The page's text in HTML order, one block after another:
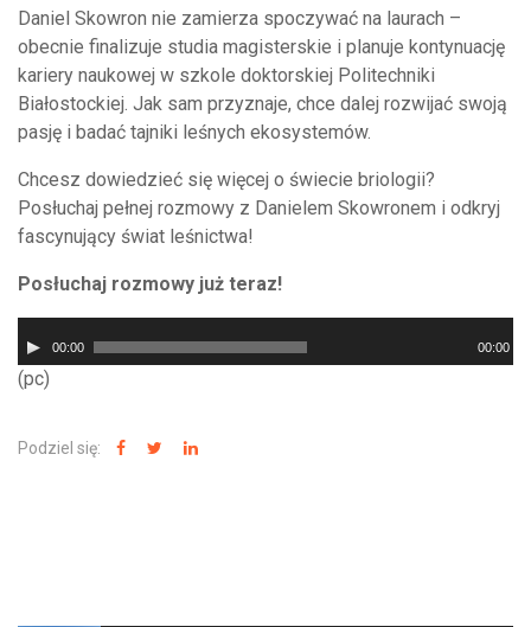
Daniel Skowron nie zamierza spoczywać na laurach –
obecnie finalizuje studia magisterskie i planuje kontynuację
kariery naukowej w szkole doktorskiej Politechniki
Białostockiej. Jak sam przyznaje, chce dalej rozwijać swoją
pasję i badać tajniki leśnych ekosystemów.
Chcesz dowiedzieć się więcej o świecie briologii?
Posłuchaj pełnej rozmowy z Danielem Skowronem i odkryj
fascynujący świat leśnictwa!
Posłuchaj rozmowy już teraz!
plików
dźwiękowych
00:00 00:00
(pc)
Podziel się: